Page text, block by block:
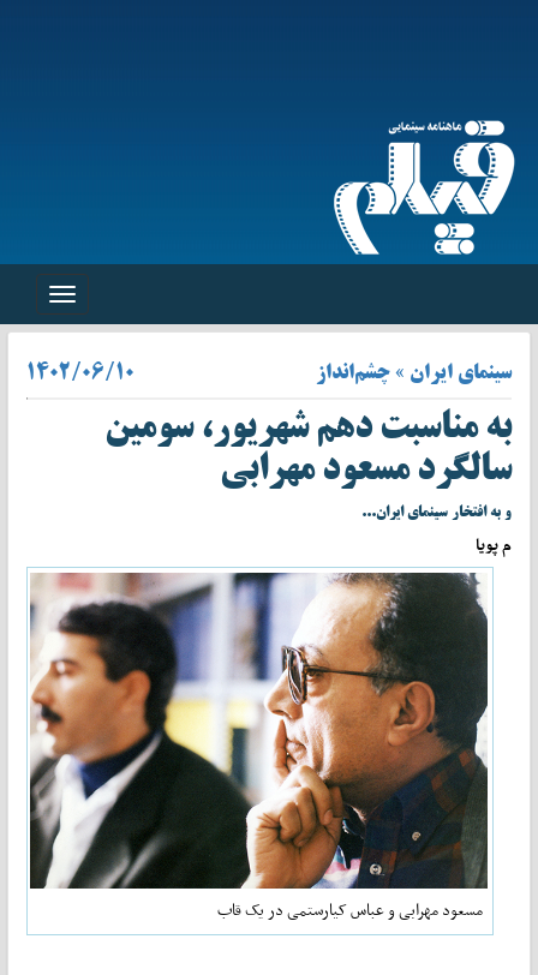
Toggle
سینمای ایران » چشم‌انداز ۱۴۰۲/۰۶/۱۰
به مناسبت دهم شهریور، سومین
سالگرد مسعود مهرابی
و به افتخار سینمای ایران...
م پویا
مسعود مهرابی و عباس کیارستمی در یک قاب